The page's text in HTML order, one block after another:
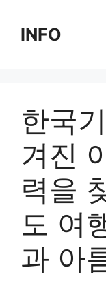
contentINFO
한국
겨진
력을
도 여
과 아